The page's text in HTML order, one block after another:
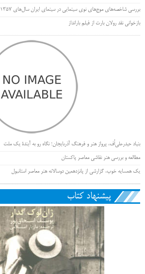
بررسی شاخصه‌های موج‌های نوی سینمایی در سینمای ایران سال‌های 1357-1343
بازخوانی نقد رولان بارت از فیلم بارانداز
بنیاد حیدرعلی‌اُف، پرواز هنر و فرهنگ آذربایجان؛ نگاه رو به آیندۀ یک ملت
مطالعه و بررسی هنر نقاشی معاصر پاکستان
یک همسایه خوب، گزارشی از پانزدهمین دوسالانه هنر معاصر استانبول
پیشنهاد کتاب